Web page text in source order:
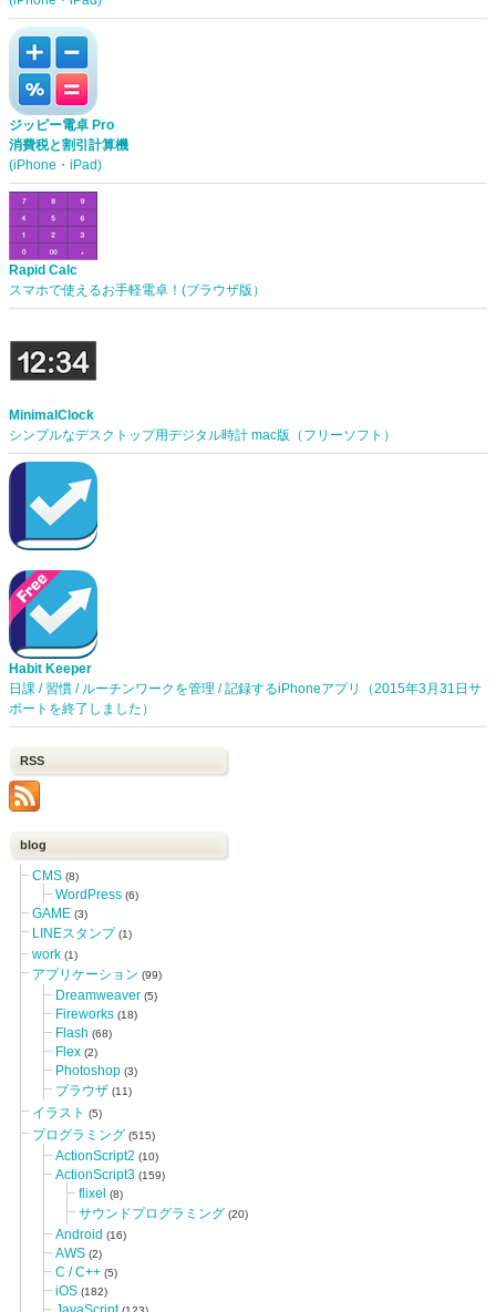
ジッピー電卓 Pro
消費税と割引計算機
(iPhone・iPad)
Rapid Calc
スマホで使えるお手軽電卓！(ブラウザ版）
MinimalClock
シンプルなデスクトップ用デジタル時計 mac版（フリーソフト）
Habit Keeper
日課 / 習慣 / ルーチンワークを管理 / 記録するiPhoneアプリ（2015年3月31日サ
ポートを終了しました）
RSS
blog
CMS (8)
WordPress (6)
GAME (3)
LINEスタンプ (1)
work (1)
アプリケーション (99)
Dreamweaver (5)
Fireworks (18)
Flash (68)
Flex (2)
Photoshop (3)
ブラウザ (11)
イラスト (5)
プログラミング (515)
ActionScript2 (10)
ActionScript3 (159)
flixel (8)
サウンドプログラミング (20)
Android (16)
AWS (2)
C / C++ (5)
iOS (182)